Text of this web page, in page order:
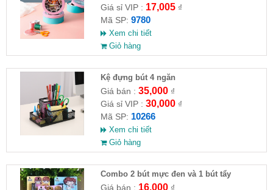
Giá sỉ VIP : 17,005₫
Mã SP: 9780
Xem chi tiết
Giỏ hàng
Kệ đựng bút 4 ngăn
Giá bán : 35,000₫
Giá sỉ VIP : 30,000₫
Mã SP: 10266
Xem chi tiết
Giỏ hàng
Combo 2 bút mực đen và 1 bút tẩy
Giá bán : 16,000₫